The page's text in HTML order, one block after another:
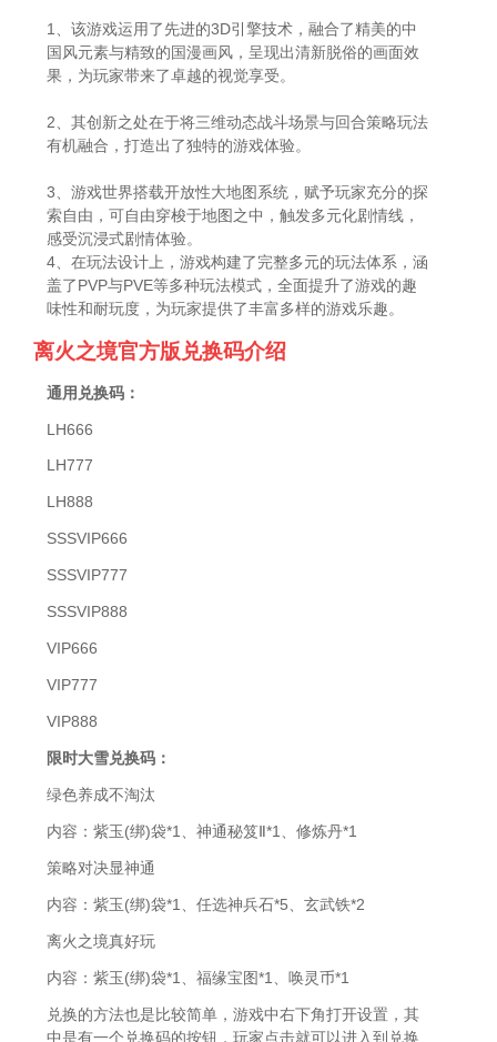
1、该游戏运用了先进的3D引擎技术，融合了精美的中
国风元素与精致的国漫画风，呈现出清新脱俗的画面效
果，为玩家带来了卓越的视觉享受。
2、其创新之处在于将三维动态战斗场景与回合策略玩法
有机融合，打造出了独特的游戏体验。
3、游戏世界搭载开放性大地图系统，赋予玩家充分的探
索自由，可自由穿梭于地图之中，触发多元化剧情线，
感受沉浸式剧情体验。
4、在玩法设计上，游戏构建了完整多元的玩法体系，涵
盖了PVP与PVE等多种玩法模式，全面提升了游戏的趣
味性和耐玩度，为玩家提供了丰富多样的游戏乐趣。
离火之境官方版兑换码介绍
通用兑换码：
LH666
LH777
LH888
SSSVIP666
SSSVIP777
SSSVIP888
VIP666
VIP777
VIP888
限时大雪兑换码：
绿色养成不淘汰
内容：紫玉(绑)袋*1、神通秘笈Ⅱ*1、修炼丹*1
策略对决显神通
内容：紫玉(绑)袋*1、任选神兵石*5、玄武铁*2
离火之境真好玩
内容：紫玉(绑)袋*1、福缘宝图*1、唤灵币*1
兑换的方法也是比较简单，游戏中右下角打开设置，其
中是有一个兑换码的按钮，玩家点击就可以进入到兑换